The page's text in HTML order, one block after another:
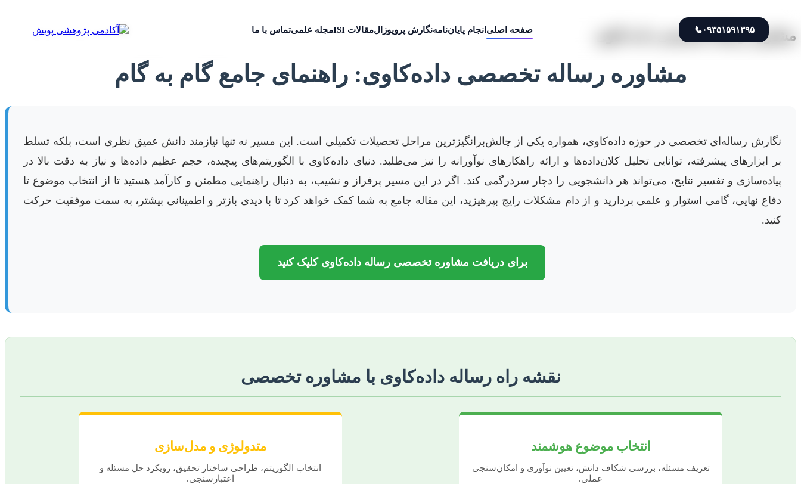
۰۹۳۵۱۵۹۱۳۹۵📞 صفحه اصلی انجام پایان‌نامهنگارش پروپوزالمقالات ISI مجله علمیتماس با ما مشاوره رساله تخصصی داده کاوی
مشاوره رساله تخصصی داده‌کاوی: راهنمای جامع گام به گام
نگارش رساله‌ای تخصصی در حوزه داده‌کاوی، همواره یکی از چالش‌برانگیزترین مراحل تحصیلات تکمیلی است. این مسیر نه تنها نیازمند دانش عمیق نظری است، بلکه تسلط
بر ابزارهای پیشرفته، توانایی تحلیل کلان‌داده‌ها و ارائه راهکارهای نوآورانه را نیز می‌طلبد. دنیای داده‌کاوی با الگوریتم‌های پیچیده، حجم عظیم داده‌ها و نیاز به دقت بالا در
پیاده‌سازی و تفسیر نتایج، می‌تواند هر دانشجویی را دچار سردرگمی کند. اگر در این مسیر پرفراز و نشیب، به دنبال راهنمایی مطمئن و کارآمد هستید تا از انتخاب موضوع تا
دفاع نهایی، گامی استوار و علمی بردارید و از دام مشکلات رایج بپرهیزید، این مقاله جامع به شما کمک خواهد کرد تا با دیدی بازتر و اطمینانی بیشتر، به سمت موفقیت حرکت
کنید.
برای دریافت مشاوره تخصصی رساله داده‌کاوی کلیک کنید
نقشه راه رساله داده‌کاوی با مشاوره تخصصی
انتخاب موضوع هوشمند
تعریف مسئله، بررسی شکاف دانش، تعیین نوآوری و امکان‌سنجی
عملی.
متدولوژی و مدل‌سازی
انتخاب الگوریتم، طراحی ساختار تحقیق، رویکرد حل مسئله و
اعتبارسنجی.